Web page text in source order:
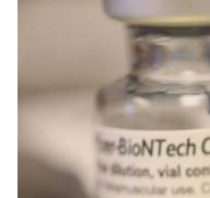
Tendencias
Entretención y
Dato en Pauta
Contenido